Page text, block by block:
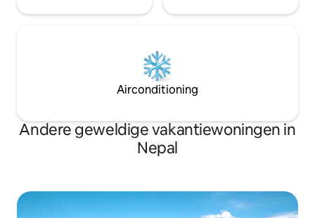
Airconditioning
Andere geweldige vakantiewoningen in
Nepal